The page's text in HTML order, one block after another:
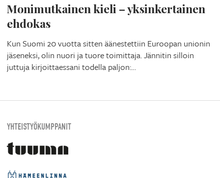
Monimutkainen kieli – yksinkertainen
ehdokas
Kun Suomi 20 vuotta sitten äänestettiin Euroopan unionin
jäseneksi, olin nuori ja tuore toimittaja. Jännitin silloin
juttuja kirjoittaessani todella paljon:…
YHTEISTYÖKUMPPANIT